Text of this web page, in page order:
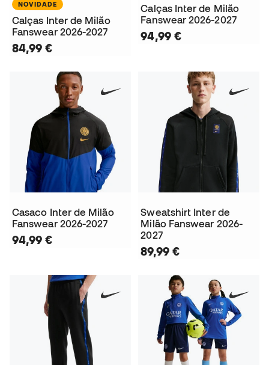
NOVIDADE
Calças Inter de Milão
Fanswear 2026-2027
84,99 €
Calças Inter de Milão
Fanswear 2026-2027
94,99 €
Casaco Inter de Milão
Fanswear 2026-2027
94,99 €
Sweatshirt Inter de
Milão Fanswear 2026-
2027
89,99 €